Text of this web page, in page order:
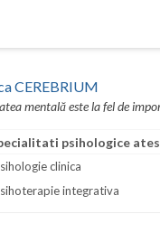
CEREBRIUM
mentală este la fel de
psihologice
clinica
integrativa